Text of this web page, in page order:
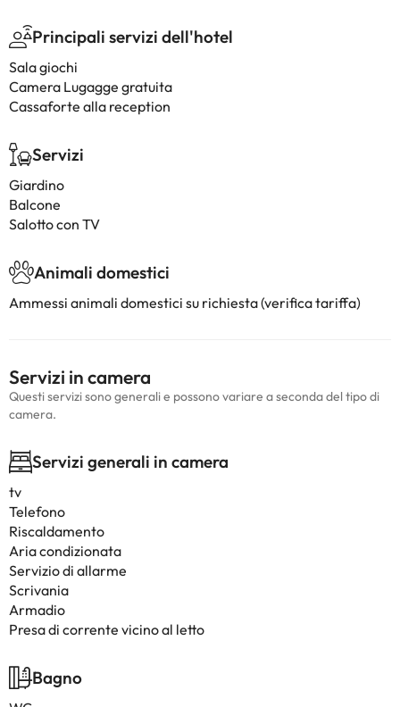
Principali servizi dell'hotel
Sala giochi
Camera Lugagge gratuita
Cassaforte alla reception
Servizi
Giardino
Balcone
Salotto con TV
Animali domestici
Ammessi animali domestici su richiesta (verifica tariffa)
Servizi in camera
Questi servizi sono generali e possono variare a seconda del tipo di
camera.
Servizi generali in camera
tv
Telefono
Riscaldamento
Aria condizionata
Servizio di allarme
Scrivania
Armadio
Presa di corrente vicino al letto
Bagno